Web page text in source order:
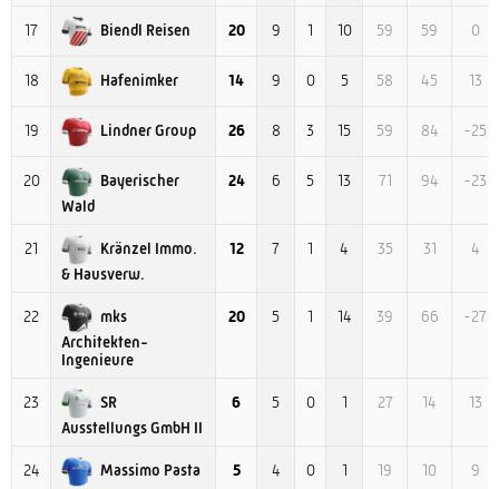
17 Biendl Reisen 20 9 1 10 59 59 0
18 Hafenimker 14 9 0 5 58 45 13
19 Lindner Group 26 8 3 15 59 84 -25
20
Bayerischer
Wald
24 6 5 13 71 94 -23
21
Kränzel Immo.
& Hausverw.
12 7 1 4 35 31 4
22
mks
Architekten-
Ingenieure
20 5 1 14 39 66 -27
23
SR
Ausstellungs GmbH II
6 5 0 1 27 14 13
24 Massimo Pasta 5 4 0 1 19 10 9